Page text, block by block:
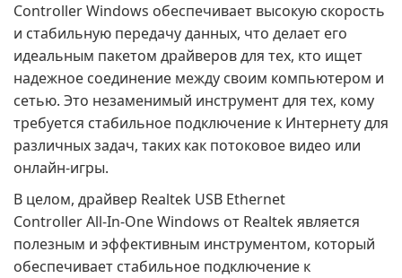
Controller Windows обеспечивает высокую скорость
и стабильную передачу данных, что делает его
идеальным пакетом драйверов для тех, кто ищет
надежное соединение между своим компьютером и
сетью. Это незаменимый инструмент для тех, кому
требуется стабильное подключение к Интернету для
различных задач, таких как потоковое видео или
онлайн-игры.
В целом, драйвер Realtek USB Ethernet
Controller All-In-One Windows от Realtek является
полезным и эффективным инструментом, который
обеспечивает стабильное подключение к